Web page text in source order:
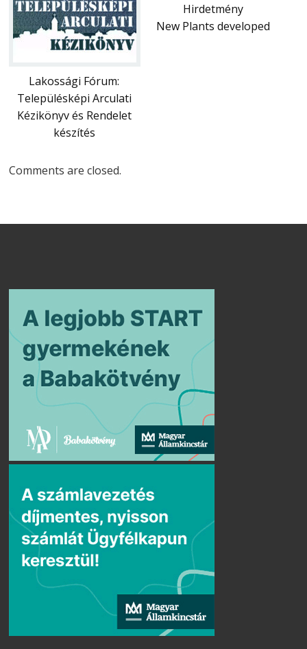
Lakossági Fórum:
Településképi Arculati
Kézikönyv és Rendelet
készítés
Hirdetmény
New Plants developed
Comments are closed.